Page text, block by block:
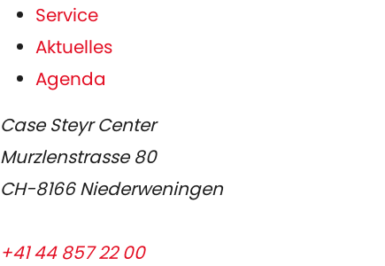
Service
Aktuelles
Agenda
Case Steyr Center
Murzlenstrasse 80
CH-8166 Niederweningen
+41 44 857 22 00